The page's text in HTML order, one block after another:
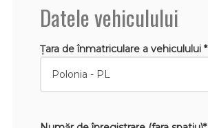
Datele vehiculului
Țara de înmatriculare a vehiculului *